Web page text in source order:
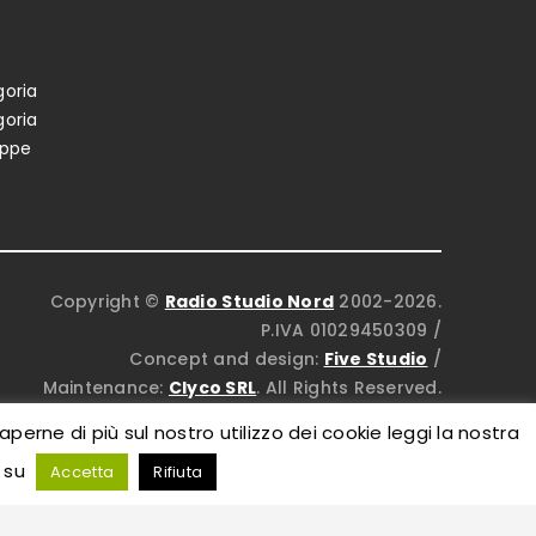
Copyright © Radio Studio Nord 2002-2026.
P.IVA 01029450309 /
Concept and design: Five Studio /
Maintenance: Clyco SRL. All Rights Reserved.
di più sul nostro utilizzo dei cookie leggi la nostra
Accetta Rifiuta